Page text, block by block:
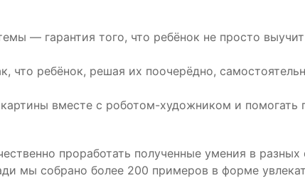
— гарантия того, что ребёнок не просто
что ребёнок, решая их поочерёдно,
вместе с роботом-художником и
проработать полученные умения в разных
мы собрано более 200 примеров в форме